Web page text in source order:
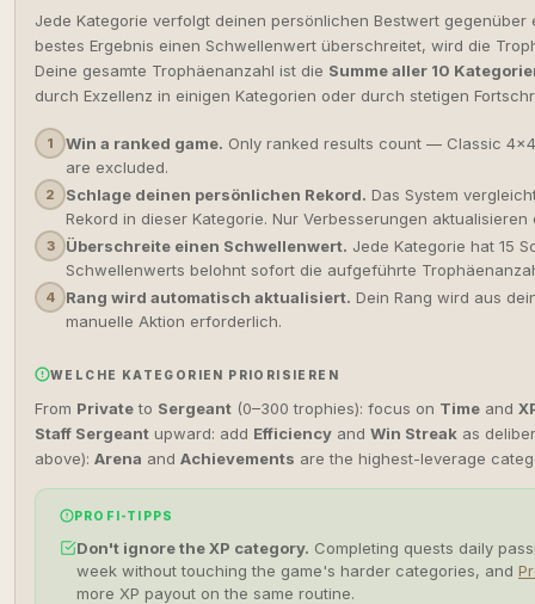
Jede Kategorie verfolgt deinen persönlichen Bestwert
bestes Ergebnis einen Schwellenwert überschreitet, wird die
Deine gesamte Trophäenanzahl ist die Summe aller 10
durch Exzellenz in einigen Kategorien oder durch stetigen
1 Win a ranked game. Only ranked results count — Classic
are excluded.
2 Schlage deinen persönlichen Rekord. Das System
Rekord in dieser Kategorie. Nur Verbesserungen
3 Überschreite einen Schwellenwert. Jede Kategorie hat 15
Schwellenwerts belohnt sofort die aufgeführte
4 Rang wird automatisch aktualisiert. Dein Rang wird aus
manuelle Aktion erforderlich.
WELCHE KATEGORIEN PRIORISIEREN
From Privateto Sergeant (0–300 trophies): focus on Time and
Staff Sergeant upward: add Efficiency and Win Streak as
above): Arena and Achievements are the highest-leverage
PROFI-TIPPS
Don't ignore the XP category. Completing quests daily
week without touching the game's harder categories, and
more XP payout on the same routine.